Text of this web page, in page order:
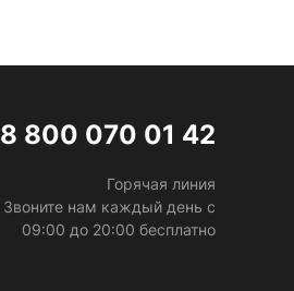
8 800 070 01 42
Горячая линия
Звоните нам каждый день c
09:00 до 20:00 бесплатно